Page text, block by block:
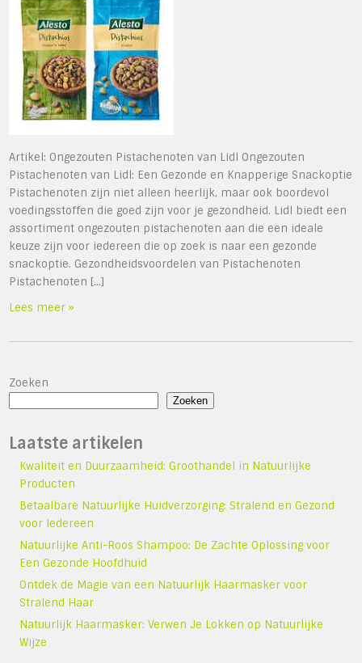
Artikel: Ongezouten Pistachenoten van Lidl Ongezouten
Pistachenoten van Lidl: Een Gezonde en Knapperige Snackoptie
Pistachenoten zijn niet alleen heerlijk, maar ook boordevol
voedingsstoffen die goed zijn voor je gezondheid. Lidl biedt een
assortiment ongezouten pistachenoten aan die een ideale
keuze zijn voor iedereen die op zoek is naar een gezonde
snackoptie. Gezondheidsvoordelen van Pistachenoten
Pistachenoten […]
Lees meer »
Zoeken
Zoeken
Laatste artikelen
Kwaliteit en Duurzaamheid: Groothandel in Natuurlijke
Producten
Betaalbare Natuurlijke Huidverzorging: Stralend en Gezond
voor Iedereen
Natuurlijke Anti-Roos Shampoo: De Zachte Oplossing voor
Een Gezonde Hoofdhuid
Ontdek de Magie van een Natuurlijk Haarmasker voor
Stralend Haar
Natuurlijk Haarmasker: Verwen Je Lokken op Natuurlijke
Wijze